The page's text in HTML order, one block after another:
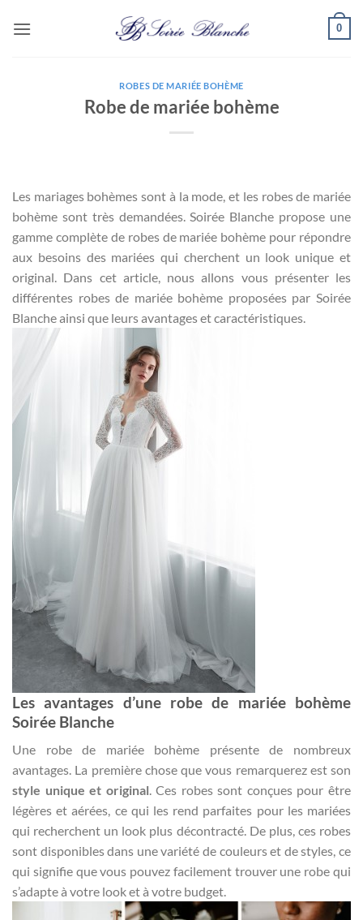
0
ROBES DE MARIÉE BOHÈME
Robe de mariée bohème
Les mariages bohèmes sont à la mode, et les robes de mariée
bohème sont très demandées. Soirée Blanche propose une
gamme complète de robes de mariée bohème pour répondre
aux besoins des mariées qui cherchent un look unique et
original. Dans cet article, nous allons vous présenter les
différentes robes de mariée bohème proposées par Soirée
Blanche ainsi que leurs avantages et caractéristiques.
Les avantages d’une robe de mariée bohème
Soirée Blanche
Une robe de mariée bohème présente de nombreux
avantages. La première chose que vous remarquerez est son
style unique et original. Ces robes sont conçues pour être
légères et aérées, ce qui les rend parfaites pour les mariées
qui recherchent un look plus décontracté. De plus, ces robes
sont disponibles dans une variété de couleurs et de styles, ce
qui signifie que vous pouvez facilement trouver une robe qui
s’adapte à votre look et à votre budget.